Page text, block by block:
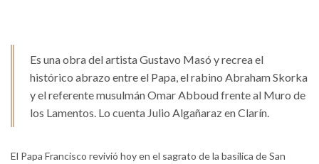
Es una obra del artista Gustavo Masó y recrea el
histórico abrazo entre el Papa, el rabino Abraham Skorka
y el referente musulmán Omar Abboud frente al Muro de
los Lamentos. Lo cuenta Julio Algañaraz en Clarín.
El Papa Francisco revivió hoy en el sagrato de la basílica de San